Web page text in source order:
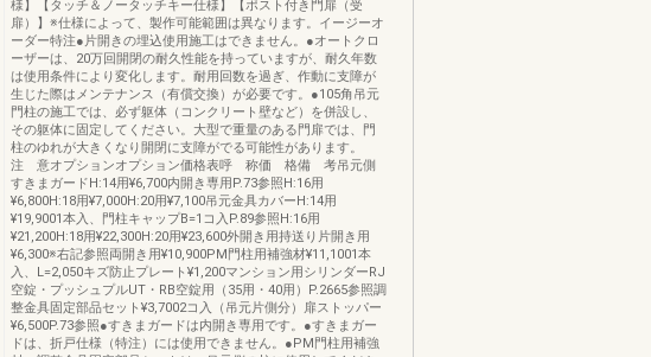
様】【タッチ＆ノータッチキー仕様】【ポスト付き門扉（受
扉）】※仕様によって、製作可能範囲は異なります。イージーオ
ーダー特注●片開きの埋込使用施工はできません。●オートクロ
ーザーは、20万回開閉の耐久性能を持っていますが、耐久年数
は使用条件により変化します。耐用回数を過ぎ、作動に支障が
生じた際はメンテナンス（有償交換）が必要です。●105角吊元
門柱の施工では、必ず躯体（コンクリート壁など）を併設し、
その躯体に固定してください。大型で重量のある門扉では、門
柱のゆれが大きくなり開閉に支障がでる可能性があります。
注 意オプションオプション価格表呼 称価 格備 考吊元側
すきまガードH:14用¥6,700内開き専用P.73参照H:16用
¥6,800H:18用¥7,000H:20用¥7,100吊元金具カバーH:14用
¥19,9001本入、門柱キャップB=1コ入P.89参照H:16用
¥21,200H:18用¥22,300H:20用¥23,600外開き用持送り片開き用
¥6,300※右記参照両開き用¥10,900PM門柱用補強材¥11,1001本
入、L=2,050キズ防止プレート¥1,200マンション用シリンダーRJ
空錠・プッシュプルUT・RB空錠用（35用・40用）P.2665参照調
整金具固定部品セット¥3,7002コ入（吊元片側分）扉ストッパー
¥6,500P.73参照●すきまガードは内開き専用です。●すきまガー
ドは、折戸仕様（特注）には使用できません。●PM門柱用補強